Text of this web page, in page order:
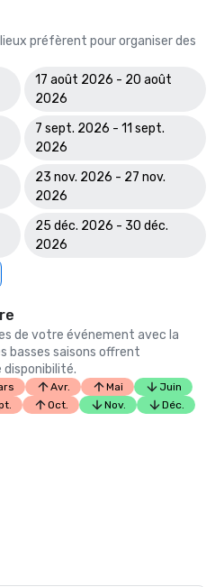
préfèrent pour organiser des
17 août 2026 - 20 août
2026
7 sept. 2026 - 11 sept.
2026
23 nov. 2026 - 27 nov.
2026
25 déc. 2026 - 30 déc.
2026
de votre événement avec la
basses saisons offrent
Avr. Mai
Juin
Oct. Nov. Déc.